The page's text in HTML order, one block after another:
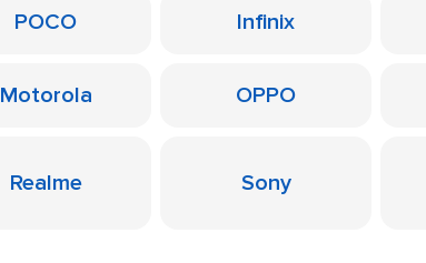
POCO Infinix
Motorola OPPO
Realme Sony